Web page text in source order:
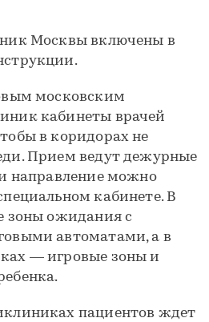
Москвы включены в
московским
кабинеты врачей
в коридорах не
Прием ведут дежурные
направление можно
кабинете. В
зоны ожидания с
автоматами, а в
— игровые зоны и
пациентов ждет